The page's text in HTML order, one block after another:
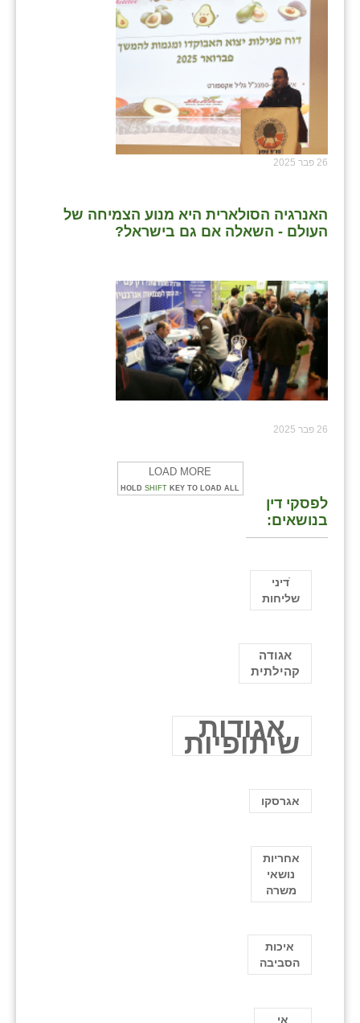
26 פבר 2025
האנרגיה הסולארית היא מנוע הצמיחה של
העולם - השאלה אם גם בישראל?
26 פבר 2025
LOAD MORE
HOLD SHIFT KEY TO LOAD ALL
לפסקי דין
בנושאים:
ֿדיני
שליחות
אגודה
קהילתית
אגודות
שיתופיות
אגרסקו
אחריות
נושאי
משרה
איכות
הסביבה
אי